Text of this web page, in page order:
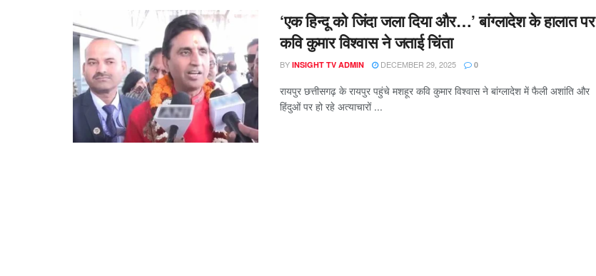
‘एक हिन्दू को जिंदा जला दिया और…’ बांग्लादेश के हालात पर
कवि कुमार विश्वास ने जताई चिंता
BY INSIGHT TV ADMIN DECEMBER 29, 2025 0
रायपुर छत्तीसगढ़ के रायपुर पहुंचे मशहूर कवि कुमार विश्वास ने बांग्लादेश में फैली अशांति और
हिंदुओं पर हो रहे अत्याचारों ...